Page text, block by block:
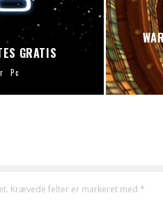
GRATIS
Pc
Krævede felter er markeret med *